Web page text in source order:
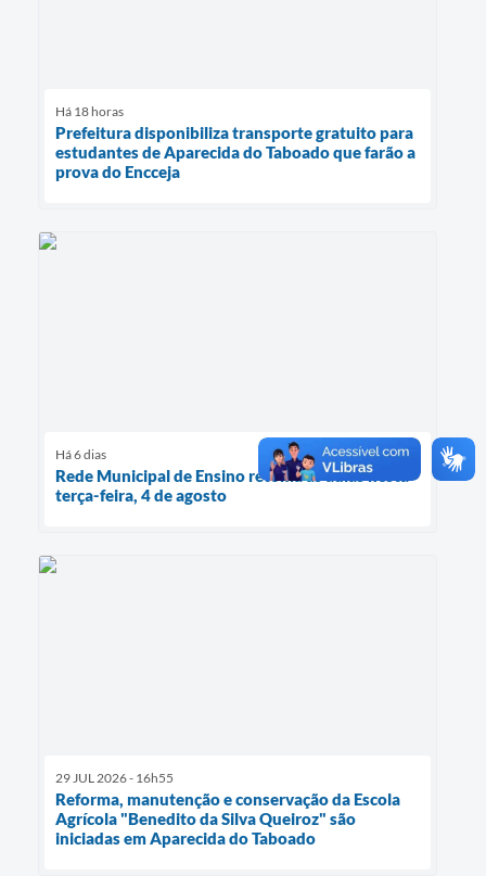
Há 18 horas
Prefeitura disponibiliza transporte gratuito para
estudantes de Aparecida do Taboado que farão a
prova do Encceja
Há 6 dias
Rede Municipal de Ensino retoma as aulas nesta
terça-feira, 4 de agosto
29 JUL 2026 - 16h55
Reforma, manutenção e conservação da Escola
Agrícola "Benedito da Silva Queiroz" são
iniciadas em Aparecida do Taboado